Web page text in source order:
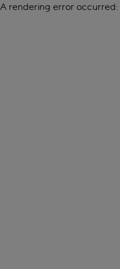
A rendering error occurred: